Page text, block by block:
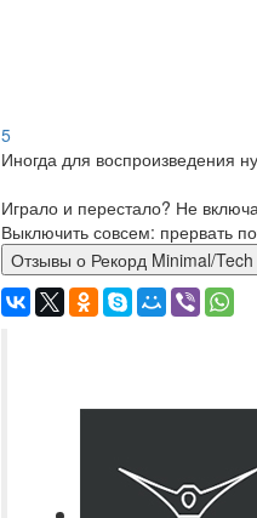
5
Иногда для воспроизведения
Играло и перестало? Не
Выключить совсем: прервать
Отзывы о Рекорд Minimal/Tech